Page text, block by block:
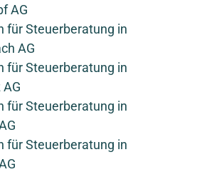
AG
für Steuerberatung in
AG
für Steuerberatung in
für Steuerberatung in
für Steuerberatung in